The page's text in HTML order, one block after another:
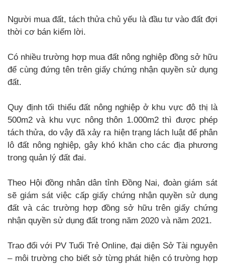
Người mua đất, tách thửa chủ yếu là đầu tư vào đất đợi
thời cơ bán kiếm lời.
Có nhiều trường hợp mua đất nông nghiệp đồng sở hữu
để cùng đứng tên trên giấy chứng nhận quyền sử dụng
đất.
Quy định tối thiểu đất nông nghiệp ở khu vực đô thị là
500m2 và khu vực nông thôn 1.000m2 thì được phép
tách thửa, do vậy đã xảy ra hiện trạng lách luật để phân
lô đất nông nghiệp, gây khó khăn cho các địa phương
trong quản lý đất đai.
Theo Hội đồng nhân dân tỉnh Đồng Nai, đoàn giám sát
sẽ giám sát việc cấp giấy chứng nhận quyền sử dụng
đất và các trường hợp đồng sở hữu trên giấy chứng
nhận quyền sử dụng đất trong năm 2020 và năm 2021.
Trao đổi với PV Tuổi Trẻ Online, đại diện Sở Tài nguyên
– môi trường cho biết sở từng phát hiện có trường hợp